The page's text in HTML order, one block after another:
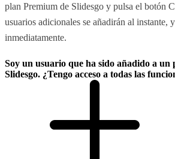
plan Premium de Slidesgo y pulsa el botón
usuarios adicionales se añadirán al instante,
inmediatamente.
Soy un usuario que ha sido añadido a un
Slidesgo. ¿Tengo acceso a todas las